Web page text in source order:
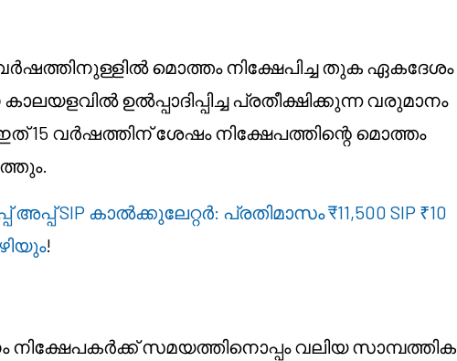
മൊത്തം നിക്ഷേപിച്ച തുക ഏകദേശം
ഉൽപ്പാദിപ്പിച്ച പ്രതീക്ഷിക്കുന്ന വരുമാനം
ഇത് 15 വർഷത്തിന് ശേഷം നിക്ഷേപത്തിന്റെ മൊത്തം
അപ്പ് SIP കാൽക്കുലേറ്റർ: പ്രതിമാസം ₹11,500 SIP ₹10
!
നിക്ഷേപകർക്ക് സമയത്തിനൊപ്പം വലിയ സാമ്പത്തിക